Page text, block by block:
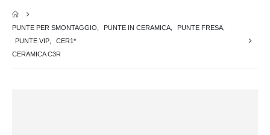
PUNTE PER SMONTAGGIO PUNTE IN CERAMICA PUNTE FRESA
PUNTE VIP
CER1*
CERAMICA C3R